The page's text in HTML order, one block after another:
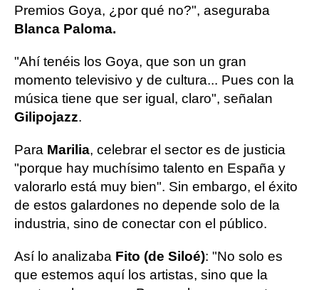
Premios Goya, ¿por qué no?", aseguraba
Blanca Paloma.
"Ahí tenéis los Goya, que son un gran
momento televisivo y de cultura... Pues con la
música tiene que ser igual, claro", señalan
Gilipojazz.
Para Marilia, celebrar el sector es de justicia
"porque hay muchísimo talento en España y
valorarlo está muy bien". Sin embargo, el éxito
de estos galardones no depende solo de la
industria, sino de conectar con el público.
Así lo analizaba Fito (de Siloé): "No solo es
que estemos aquí los artistas, sino que la